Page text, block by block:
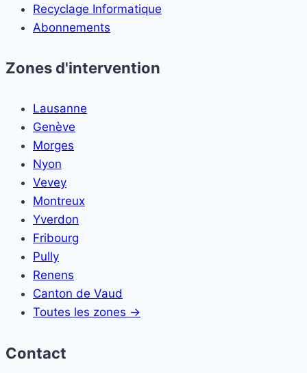
Recyclage Informatique
Abonnements
Zones d'intervention
Lausanne
Genève
Morges
Nyon
Vevey
Montreux
Yverdon
Fribourg
Pully
Renens
Canton de Vaud
Toutes les zones →
Contact